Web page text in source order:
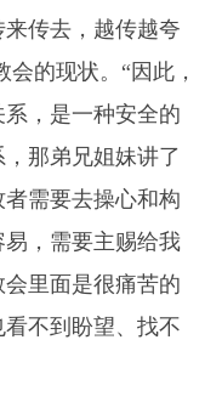
传去，越传越夸
的现状。“因此，
，是一种安全的
那弟兄姐妹讲了
需要去操心和构
，需要主赐给我
里面是很痛苦的
不到盼望、找不